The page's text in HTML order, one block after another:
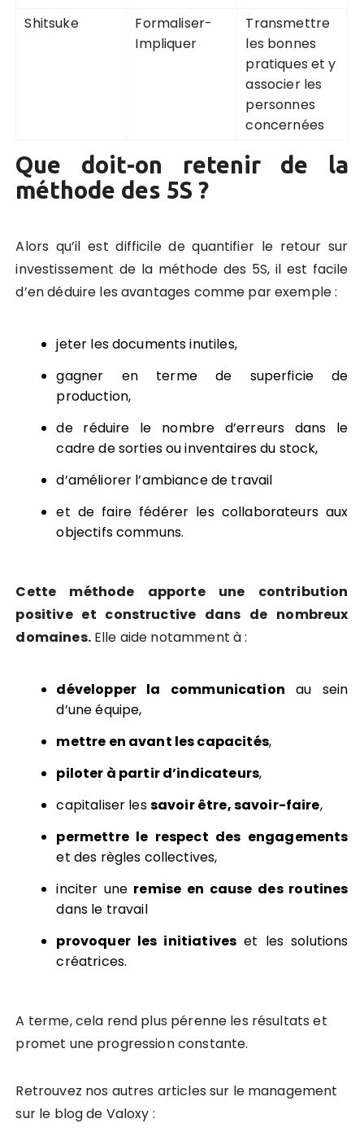
Shitsuke
Formaliser-
Impliquer
Transmettre
les bonnes
pratiques et y
associer les
personnes
concernées
Que doit-on retenir de la
méthode des 5S ?
Alors qu’il est difficile de quantifier le retour sur
investissement de la méthode des 5S, il est facile
d’en déduire les avantages comme par exemple :
jeter les documents inutiles,
gagner en terme de superficie de
production,
de réduire le nombre d’erreurs dans le
cadre de sorties ou inventaires du stock,
d’améliorer l’ambiance de travail
et de faire fédérer les collaborateurs aux
objectifs communs.
Cette méthode apporte une contribution
positive et constructive dans de nombreux
domaines.Elle aide notamment à :
développer la communication au sein
d’une équipe,
mettre en avant les capacités,
piloter à partir d’indicateurs,
capitaliser lessavoir être, savoir-faire,
permettre le respect des engagements
et des règles collectives,
inciter une remise en cause des routines
dans le travail
provoquer les initiatives et les solutions
créatrices.
A terme, cela rend plus pérenne les résultats et
promet une progression constante.
Retrouvez nos autres articles sur le management
sur le blog de Valoxy :